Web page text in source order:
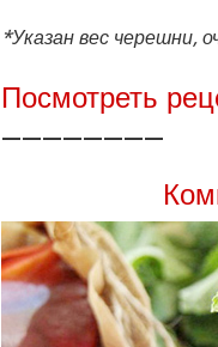
*Указан вес черешни,
Посмотреть
————————